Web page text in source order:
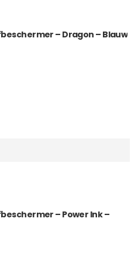
– Dragon – Blauw
– Power Ink –